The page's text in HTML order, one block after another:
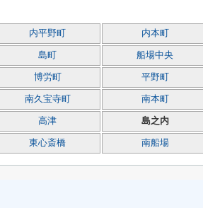
内平野町 内本町
島町 船場中央
博労町 平野町
南久宝寺町 南本町
高津 島之内
東心斎橋 南船場